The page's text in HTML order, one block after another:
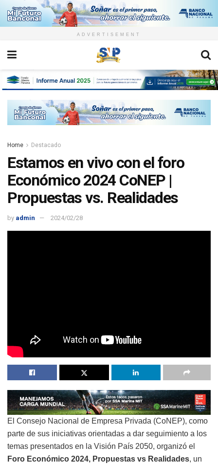
ADVERTISEMENT
Home Destacado
Estamos en vivo con el foro
Económico 2024 CoNEP |
Propuestas vs. Realidades
by admin 2024/02/28
El Consejo Nacional de Empresa Privada (CoNEP), como
parte de sus iniciativas orientadas a dar seguimiento a los
temas presentados en la Visión País 2050, organizó el
Foro Económico 2024, Propuestas vs Realidades, un